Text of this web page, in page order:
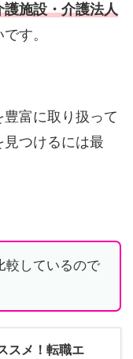
施設・介護法人
す。
富に取り扱って
つけるには最
較しているので
スメ！転職エ